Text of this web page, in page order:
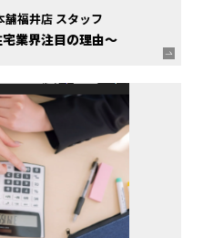
舗福井店 スタッフ
宅業界注目の理由～